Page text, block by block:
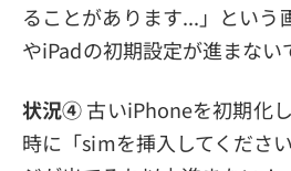
ることがあります...」という
やiPadの初期設定が進まない
状況④古いiPhoneを初期化
時に「simを挿入してくださ